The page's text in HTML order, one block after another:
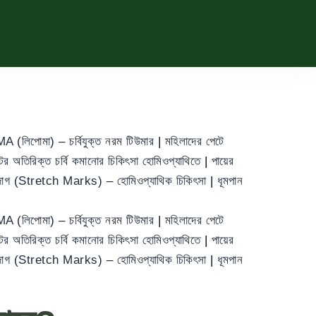
(লিপোমা) – চর্বিযুক্ত নরম টিউমার | মহিলাদের পেটে
অতিরিক্ত চর্বি কমানোর চিকিৎসা হোমিওপ্যাথিতে | পায়ের
দাগ (Stretch Marks) – হোমিওপ্যাথিক চিকিৎসা | ধূমপান
(লিপোমা) – চর্বিযুক্ত নরম টিউমার | মহিলাদের পেটে
অতিরিক্ত চর্বি কমানোর চিকিৎসা হোমিওপ্যাথিতে | পায়ের
দাগ (Stretch Marks) – হোমিওপ্যাথিক চিকিৎসা | ধূমপান